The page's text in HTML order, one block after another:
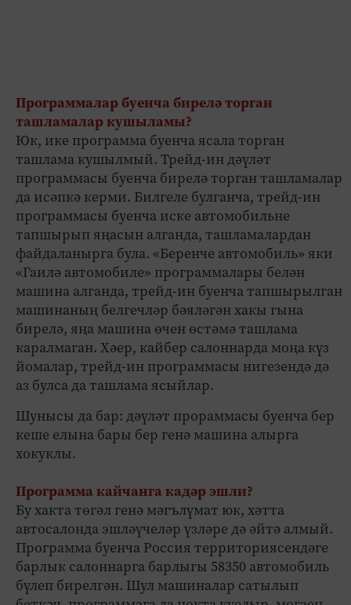
Программалар буенча бирелә торган
ташламалар кушыламы?
Юк, ике программа буенча ясала торган
ташлама кушылмый. Трейд-ин дәүләт
программасы буенча бирелә торган ташламалар
да исәпкә керми. Билгеле булганча, трейд-ин
программасы буенча иске автомобильне
тапшырып яңасын алганда, ташламалардан
файдаланырга була. «Беренче автомобиль» яки
«Гаилә автомобиле» программалары белән
машина алганда, трейд-ин буенча тапшырылган
машинаның белгечләр бәяләгән хакы гына
бирелә, яңа машина өчен өстәмә ташлама
каралмаган. Хәер, кайбер салоннарда моңа күз
йомалар, трейд-ин программасы нигезендә дә
аз булса да ташлама ясыйлар.
Шунысы да бар: дәүләт прораммасы буенча бер
кеше елына бары бер генә машина алырга
хокуклы.
Программа кайчанга кадәр эшли?
Бу хакта төгәл генә мәгълүмат юк, хәтта
автосалонда эшләүчеләр үзләре дә әйтә алмый.
Программа буенча Россия территориясендәге
барлык салоннарга барлыгы 58350 автомобиль
бүлеп бирелгән. Шул машиналар сатылып